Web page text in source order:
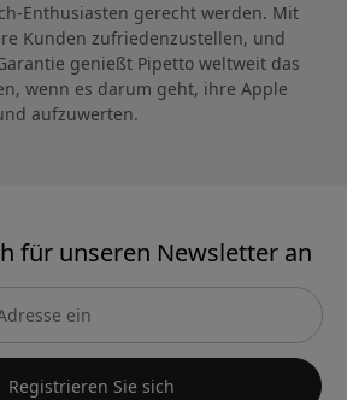
Enthusiasten gerecht werden. Mit
Kunden zufriedenzustellen, und
genießt Pipetto weltweit das
wenn es darum geht, ihre Apple
aufzuwerten.
für unseren Newsletter an
Registrieren Sie sich